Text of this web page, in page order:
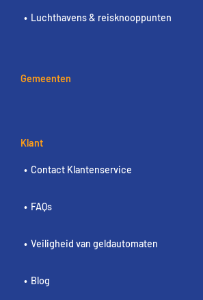
Luchthavens & reisknooppunten
Gemeenten
Klant
Contact Klantenservice
FAQs
Veiligheid van geldautomaten
Blog